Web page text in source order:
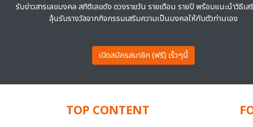
รับข่าวสารเลขมงคล สถิติเลขดัง ดวงรายวัน รายเดือน รายปี พร้อมแนะนำวิธีเส
ลุ้นรับรางวัลจากกิจกรรมเสริมความเป็นมงคลให้กับตัวท่านเอง
เปิดสมัครสมาชิก (ฟรี) เร็วๆนี้
TOP CONTENT